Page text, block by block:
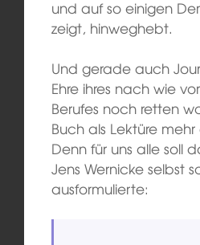
und auf so einigen
zeigt, hinweghebt.
Und gerade auch
Ehre ihres nach wie
Berufes noch retten
Buch als Lektüre
Denn für uns alle soll
Jens Wernicke selbst
ausformulierte: